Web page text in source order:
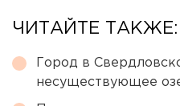
ЧИТАЙТЕ ТАКЖЕ:
Город в
несуществующее